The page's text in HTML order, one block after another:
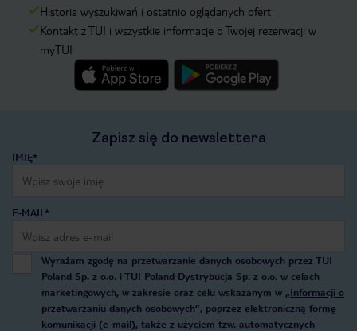
Historia wyszukiwań i ostatnio oglądanych ofert
Kontakt z TUI i wszystkie informacje o Twojej rezerwacji w
myTUI
Zapisz się do newslettera
IMIĘ*
E-MAIL*
Wyrażam zgodę na przetwarzanie danych osobowych przez TUI
Poland Sp. z o.o. i TUI Poland Dystrybucja Sp. z o.o. w celach
marketingowych, w zakresie oraz celu wskazanym w „Informacji o
przetwarzaniu danych osobowych”, poprzez elektroniczną formę
komunikacji (e-mail), także z użyciem tzw. automatycznych